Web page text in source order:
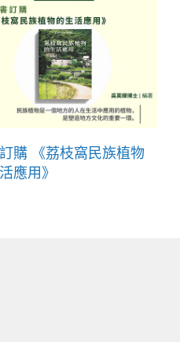
購 《荔枝窩民族植物
應用》